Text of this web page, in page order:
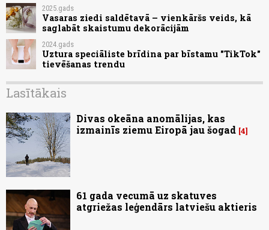
2025.gads
Vasaras ziedi saldētavā – vienkāršs veids, kā
saglabāt skaistumu dekorācijām
2024.gads
Uztura speciāliste brīdina par bīstamu "TikTok"
tievēšanas trendu
Lasītākais
Divas okeāna anomālijas, kas
izmainīs ziemu Eiropā jau šogad 4
61 gada vecumā uz skatuves
atgriežas leģendārs latviešu aktieris